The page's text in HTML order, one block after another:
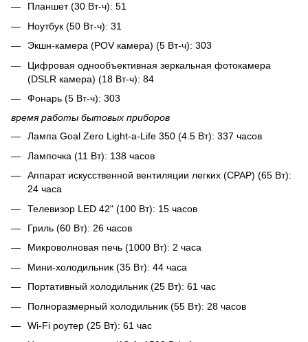
Планшет (30 Вт-ч): 51
Ноутбук (50 Вт-ч): 31
Экшн-камера (POV камера) (5 Вт-ч): 303
Цифровая однообъективная зеркальная фотокамера
(DSLR камера) (18 Вт-ч): 84
Фонарь (5 Вт-ч): 303
время работы бытовых приборов
Лампа Goal Zero Light-a-Life 350 (4.5 Вт): 337 часов
Лампочка (11 Вт): 138 часов
Аппарат искусственной вентиляции легких (CPAP) (65 Вт):
24 часа
Телевизор LED 42" (100 Вт): 15 часов
Гриль (60 Вт): 26 часов
Микроволновая печь (1000 Вт): 2 часа
Мини-холодильник (35 Вт): 44 часа
Портативный холодильник (25 Вт): 61 час
Полноразмерный холодильник (55 Вт): 28 часов
Wi-Fi роутер (25 Вт): 61 час